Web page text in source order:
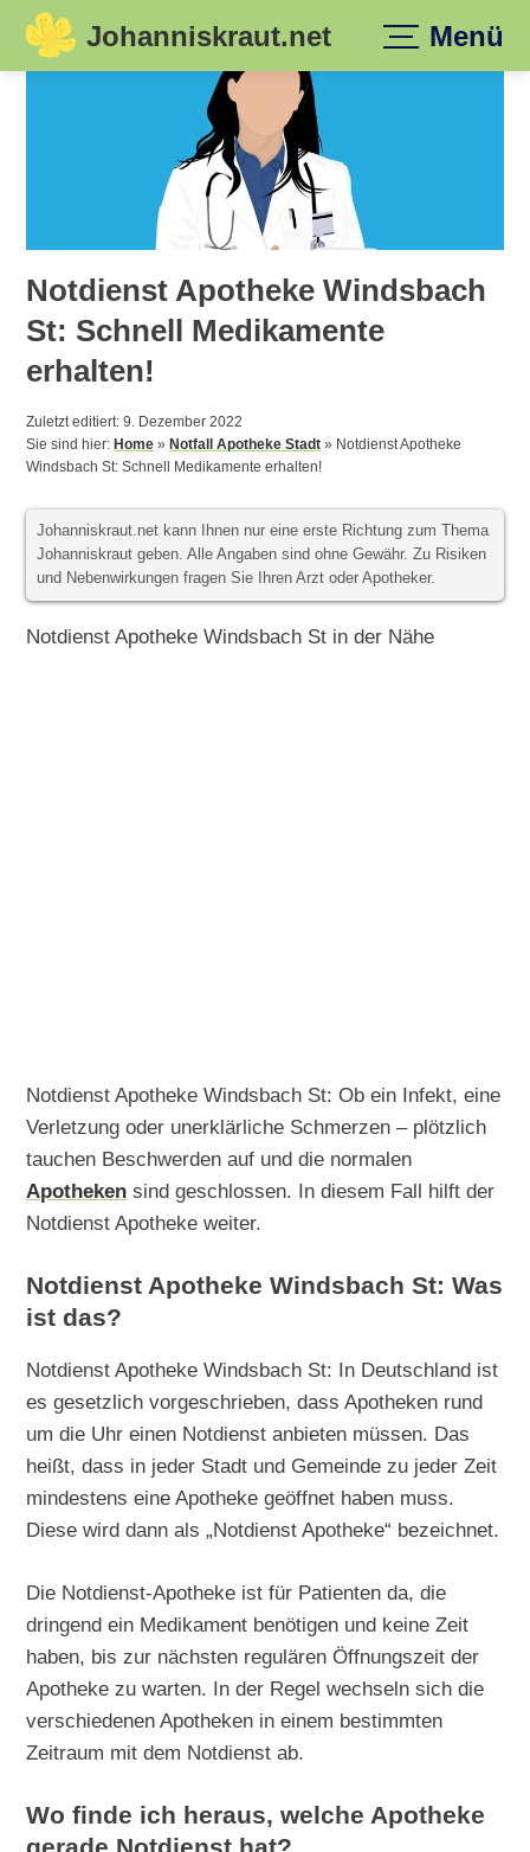
Skip
Johanniskraut.net Menü
Notdienst Apotheke Windsbach
St: Schnell Medikamente
erhalten!
Zuletzt editiert: 9. Dezember 2022
Sie sind hier:Home »Notfall Apotheke Stadt » Notdienst Apotheke
Windsbach St: Schnell Medikamente erhalten!
Johanniskraut.net kann Ihnen nur eine erste Richtung zum Thema
Johanniskraut geben. Alle Angaben sind ohne Gewähr. Zu Risiken
und Nebenwirkungen fragen Sie Ihren Arzt oder Apotheker.
Notdienst Apotheke Windsbach St in der Nähe
Notdienst Apotheke Windsbach St: Ob ein Infekt, eine
Verletzung oder unerklärliche Schmerzen – plötzlich
tauchen Beschwerden auf und die normalen
Apotheken sind geschlossen. In diesem Fall hilft der
Notdienst Apotheke weiter.
Notdienst Apotheke Windsbach St: Was
ist das?
Notdienst Apotheke Windsbach St: In Deutschland ist
es gesetzlich vorgeschrieben, dass Apotheken rund
um die Uhr einen Notdienst anbieten müssen. Das
heißt, dass in jeder Stadt und Gemeinde zu jeder Zeit
mindestens eine Apotheke geöffnet haben muss.
Diese wird dann als „Notdienst Apotheke“ bezeichnet.
Die Notdienst-Apotheke ist für Patienten da, die
dringend ein Medikament benötigen und keine Zeit
haben, bis zur nächsten regulären Öffnungszeit der
Apotheke zu warten. In der Regel wechseln sich die
verschiedenen Apotheken in einem bestimmten
Zeitraum mit dem Notdienst ab.
Wo finde ich heraus, welche Apotheke